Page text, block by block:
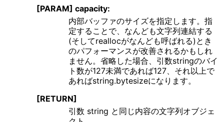
[PARAM] capacity:
内部バッファのサイズを指定します。指
定することで、なんども文字列連結する
(そしてreallocがなんども呼ばれる)とき
のパフォーマンスが改善されるかもしれ
ません。省略した場合、引数stringのバイ
ト数が127未満であれば127、それ以上で
あればstring.bytesizeになります。
[RETURN]
引数 string と同じ内容の文字列オブジェ